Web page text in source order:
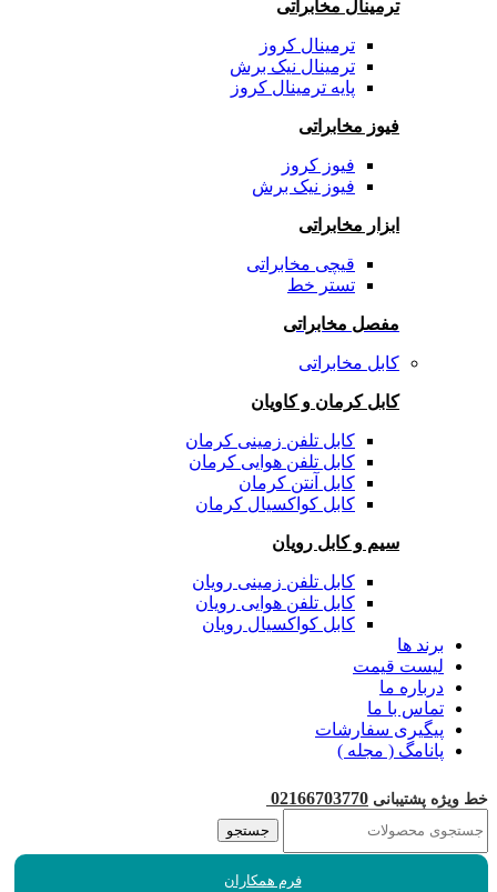
ترمینال مخابراتی
ترمینال کروز
ترمینال نیک برش
پایه ترمینال کروز
فیوز مخابراتی
فیوز کروز
فیوز نیک برش
ابزار مخابراتی
قیچی مخابراتی
تستر خط
مفصل مخابراتی
کابل مخابراتی
کابل کرمان و کاویان
کابل تلفن زمینی کرمان
کابل تلفن هوایی کرمان
کابل آنتن کرمان
کابل کواکسیال کرمان
سیم و کابل رویان
کابل تلفن زمینی رویان
کابل تلفن هوایی رویان
کابل کواکسیال رویان
برند ها
لیست قیمت
درباره ما
تماس با ما
پیگیری سفارشات
پانامگ ( مجله )
خط ویژه پشتیبانی 02166703770
جستجو
فرم همکاران